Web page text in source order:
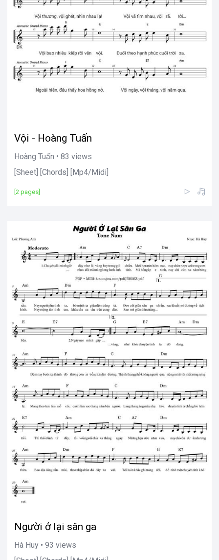
Vội - Hoàng Tuấn
Hoàng Tuấn • 83 views
[Sheet] [Chords] [Mp4/Midi]
[2 pages]
Người ở lại sân ga
Hà Huy • 93 views